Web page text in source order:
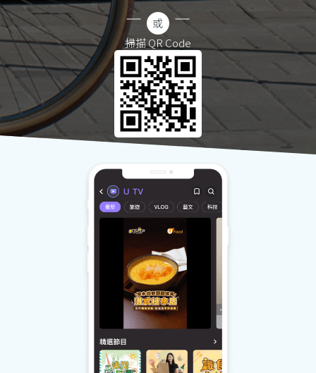
掃描 QR Code